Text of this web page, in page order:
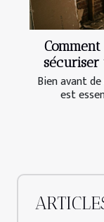
sécuriser
Bien avant
est